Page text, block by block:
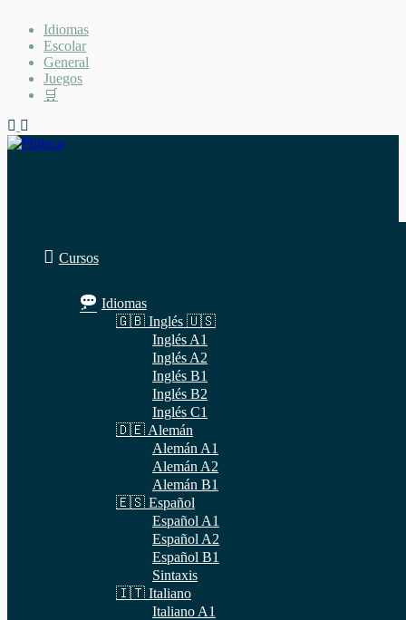
contenido
Idiomas
Escolar
General
Juegos
🛒
Cursos
Idiomas
🇬🇧 Inglés 🇺🇸
Inglés A1
Inglés A2
Inglés B1
Inglés B2
Inglés C1
🇩🇪 Alemán
Alemán A1
Alemán A2
Alemán B1
🇪🇸 Español
Español A1
Español A2
Español B1
Sintaxis
🇮🇹 Italiano
Italiano A1